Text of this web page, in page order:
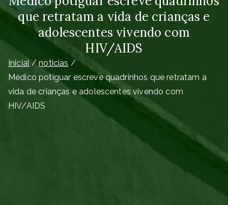
que retratam a vida de crianças e
adolescentes vivendo com
HIV/AIDS
Inicial
noticias
Médico potiguar escreve quadrinhos que retratam a
vida de crianças e adolescentes vivendo com
HIV/AIDS